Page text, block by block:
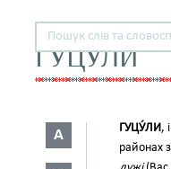
ГУЦУЛИ
А ГУЦУ́ЛИ,
районах